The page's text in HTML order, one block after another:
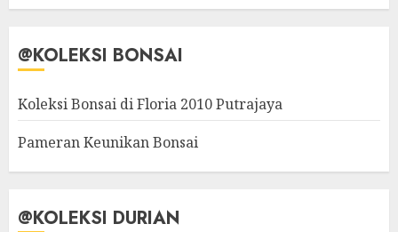
@KOLEKSI BONSAI
Koleksi Bonsai di Floria 2010 Putrajaya
Pameran Keunikan Bonsai
@KOLEKSI DURIAN